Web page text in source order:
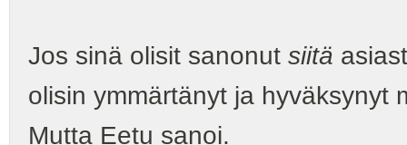
Jos sinä olisit sanonut siitä
olisin ymmärtänyt ja hyväksynyt
Mutta Eetu sanoi.